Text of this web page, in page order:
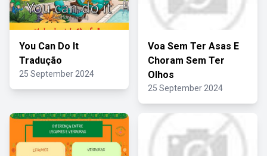
You Can Do It
Tradução
25 September 2024
Voa Sem Ter Asas E
Choram Sem Ter
Olhos
25 September 2024